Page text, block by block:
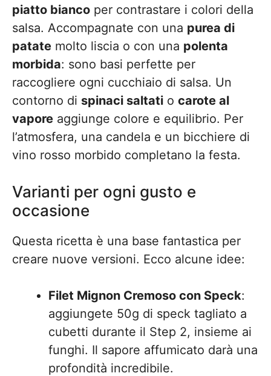
piatto bianco per contrastare i colori della
salsa. Accompagnate con una purea di
patate molto liscia o con una polenta
morbida: sono basi perfette per
raccogliere ogni cucchiaio di salsa. Un
contorno di spinaci saltati o carote al
vapore aggiunge colore e equilibrio. Per
l’atmosfera, una candela e un bicchiere di
vino rosso morbido completano la festa.
Varianti per ogni gusto e
occasione
Questa ricetta è una base fantastica per
creare nuove versioni. Ecco alcune idee:
Filet Mignon Cremoso con Speck:
aggiungete 50g di speck tagliato a
cubetti durante il Step 2, insieme ai
funghi. Il sapore affumicato darà una
profondità incredibile.